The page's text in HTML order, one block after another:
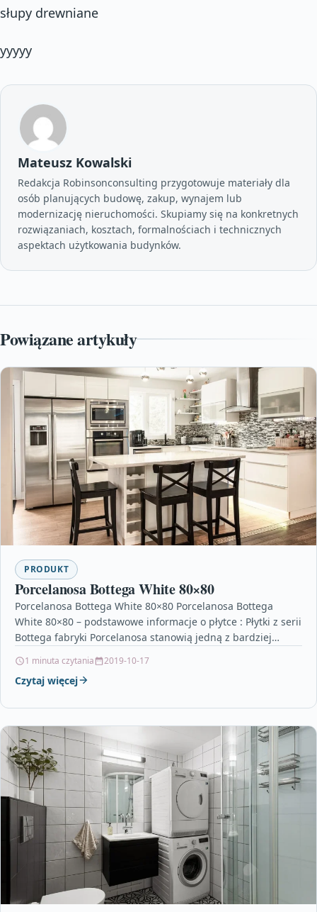
słupy drewniane
yyyyy
Mateusz Kowalski
Redakcja Robinsonconsulting przygotowuje materiały dla
osób planujących budowę, zakup, wynajem lub
modernizację nieruchomości. Skupiamy się na konkretnych
rozwiązaniach, kosztach, formalnościach i technicznych
aspektach użytkowania budynków.
Powiązane artykuły
PRODUKT
Porcelanosa Bottega White 80×80
Porcelanosa Bottega White 80×80 Porcelanosa Bottega
White 80×80 – podstawowe informacje o płytce : Płytki z serii
Bottega fabryki Porcelanosa stanowią jedną z bardziej…
1 minuta czytania 2019-10-17
Czytaj więcej